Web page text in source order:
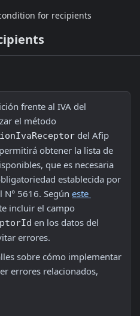
for recipients
frente al IVA del
del Afip
obtener la lista de
que es necesaria
establecida por
N° 5616. Según este
en los datos del
errores.
sobre cómo implementar
errores relacionados,